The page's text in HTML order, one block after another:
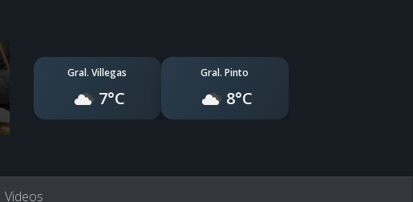
Gral. Villegas
7°C
Gral. Pinto
8°C
Videos